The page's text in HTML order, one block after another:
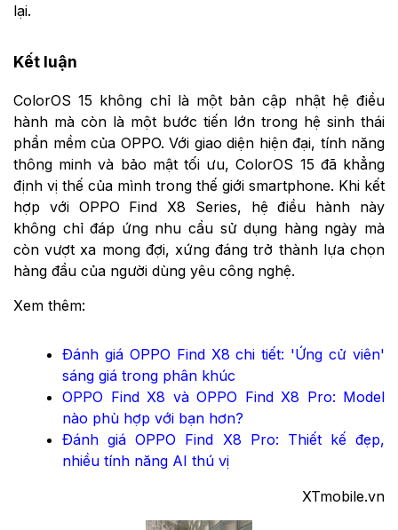
lại.
Kết luận
ColorOS 15 không chỉ là một bản cập nhật hệ điều
hành mà còn là một bước tiến lớn trong hệ sinh thái
phần mềm của OPPO. Với giao diện hiện đại, tính năng
thông minh và bảo mật tối ưu, ColorOS 15 đã khẳng
định vị thế của mình trong thế giới smartphone. Khi kết
hợp với OPPO Find X8 Series, hệ điều hành này
không chỉ đáp ứng nhu cầu sử dụng hàng ngày mà
còn vượt xa mong đợi, xứng đáng trở thành lựa chọn
hàng đầu của người dùng yêu công nghệ.
Xem thêm:
Đánh giá OPPO Find X8 chi tiết: 'Ứng cử viên'
sáng giá trong phân khúc
OPPO Find X8 và OPPO Find X8 Pro: Model
nào phù hợp với bạn hơn?
Đánh giá OPPO Find X8 Pro: Thiết kế đẹp,
nhiều tính năng AI thú vị
XTmobile.vn